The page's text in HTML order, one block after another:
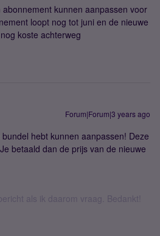
kunnen aanpassen voor
loopt nog tot juni en de nieuwe
koste achterweg
Forum|Forum|3 years ago
hebt kunnen aanpassen! Deze
betaald dan de prijs van de nieuwe
als ik daarom vraag. Bedankt!